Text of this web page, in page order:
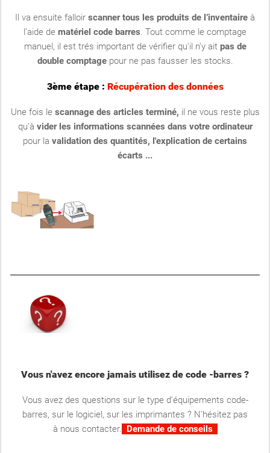
Il va ensuite falloir scanner tous les produits de l’inventaire à
l’aide de matériel code barres. Tout comme le comptage
manuel, il est trés important de vérifier qu'il n'y ait pas de
double comptagepour ne pas fausser les stocks.
3ème étape : Récupération des données
Une fois le scannage des articles terminé, il ne vous reste plus
qu'à vider les informations scannées dans votre ordinateur
pour la validation des quantités, l'explication de certains
écarts ...
Vous n'avez encore jamais utilisez de code -barres ?
Vous avez des questions sur le type d'équipements code-
barres, sur le logiciel, sur les imprimantes ? N'hésitez pas
à nous contacter. Demande de conseils